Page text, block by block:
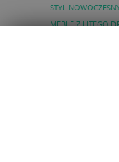
STYL NOWOCZESNY
MEBLE Z LITEGO